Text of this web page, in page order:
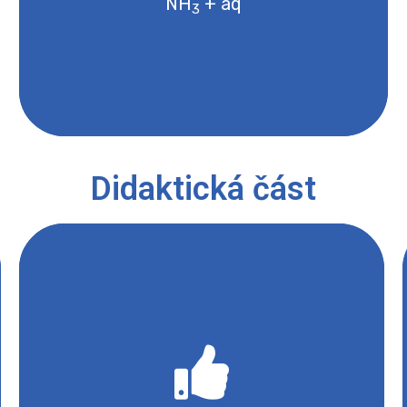
3
Bezpečnostní list
Didaktická část
V kyvetě vzniká nejprve světle modrá
sraženina, která se dalším přidáváním